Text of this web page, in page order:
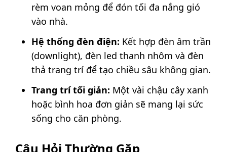
rèm voan mỏng để đón tối đa nắng gió
vào nhà.
Hệ thống đèn điện: Kết hợp đèn âm trần
(downlight), đèn led thanh nhôm và đèn
thả trang trí để tạo chiều sâu không gian.
Trang trí tối giản: Một vài chậu cây xanh
hoặc bình hoa đơn giản sẽ mang lại sức
sống cho căn phòng.
Câu Hỏi Thường Gặp